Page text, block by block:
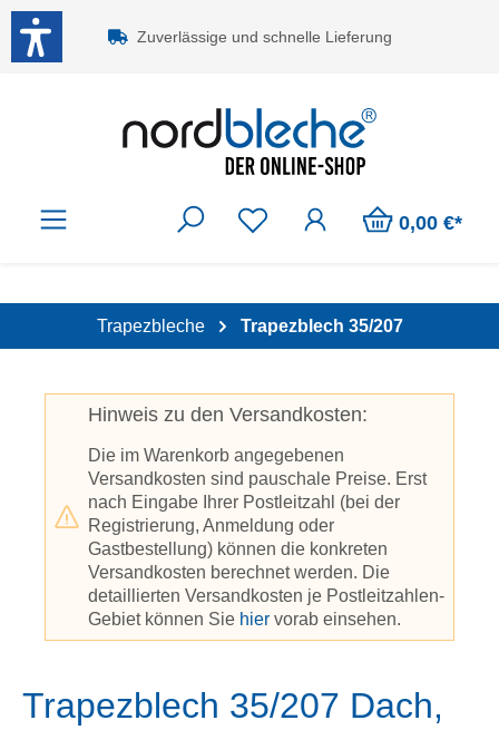
Zum Hauptinhalt springen
Zuverlässige und schnelle Lieferung
0,00 €*
Trapezbleche Trapezblech 35/207
Hinweis zu den Versandkosten:
Die im Warenkorb angegebenen
Versandkosten sind pauschale Preise. Erst
nach Eingabe Ihrer Postleitzahl (bei der
Registrierung, Anmeldung oder
Gastbestellung) können die konkreten
Versandkosten berechnet werden. Die
detaillierten Versandkosten je Postleitzahlen-
Gebiet können Sie hier vorab einsehen.
Trapezblech 35/207 Dach,